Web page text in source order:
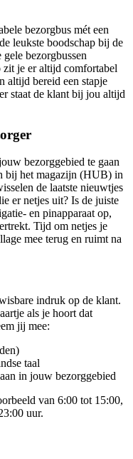
bezorgbus mét een
leukste boodschap bij de
bezorgbussen
je er altijd comfortabel
altijd bereid een stapje
staat de klant bij jou altijd
bezorggebied te gaan
bij het magazijn (HUB) in
de laatste nieuwtjes
er netjes uit? Is de juiste
en pinapparaat op,
Tijd om netjes je
mee terug en ruimt na
indruk op de klant.
als je hoort dat
jij mee:
taal
in jouw bezorggebied
van 6:00 tot 15:00,
uur.